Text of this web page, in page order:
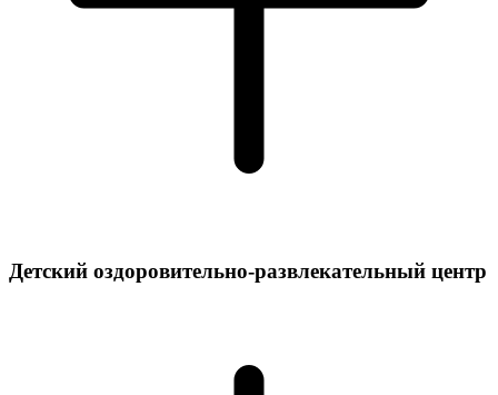
Детский оздоровительно-развлекательный центр